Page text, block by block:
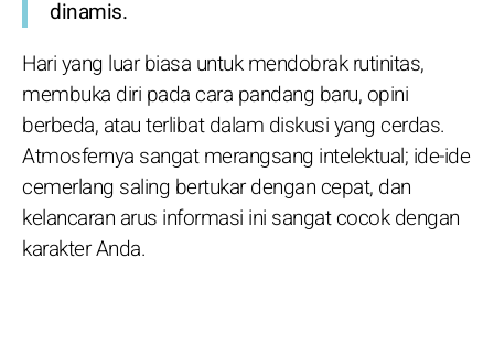
dinamis.
Hari yang luar biasa untuk mendobrak rutinitas,
membuka diri pada cara pandang baru, opini
berbeda, atau terlibat dalam diskusi yang cerdas.
Atmosfernya sangat merangsang intelektual; ide-ide
cemerlang saling bertukar dengan cepat, dan
kelancaran arus informasi ini sangat cocok dengan
karakter Anda.